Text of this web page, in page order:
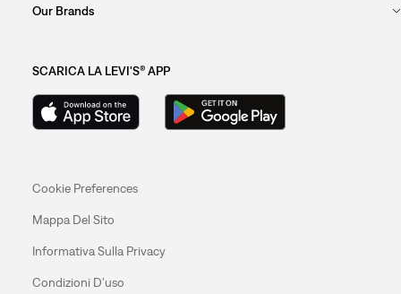
Our Brands
SCARICA LA LEVI'S® APP
Cookie Preferences
Mappa Del Sito
Informativa Sulla Privacy
Condizioni D’uso